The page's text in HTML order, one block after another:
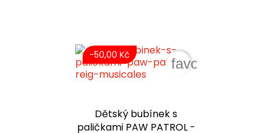
Dětský bubínek s
paličkami PAW PATROL -
-50,00 Kč
favorite_border